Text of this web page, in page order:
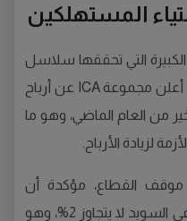
المستهلكين
التي تحققها سلاسل
المتاجر الكبرى انتقادات واسعة، إذ أعلن مجموعة ICA عن أرباح
الأخير من العام الماضي، وهو ما
لزيادة الأرباح.
القطاع، مؤكدة أن
هامش الربح العام لمتاجر التجزئة في السويد لا يتجاوز 2%، وهو